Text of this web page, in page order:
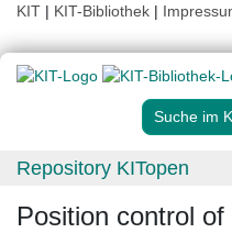
KIT | KIT-Bibliothek |
Suche im
Repository KITopen
Position control